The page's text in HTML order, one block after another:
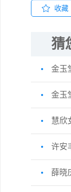
收藏
猜
金玉
金玉
慧欣
许安
薛晓